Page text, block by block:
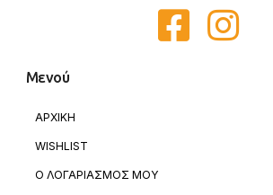
Μενού
ΑΡΧΙΚΗ
WISHLIST
Ο ΛΟΓΑΡΙΑΣΜΟΣ ΜΟΥ